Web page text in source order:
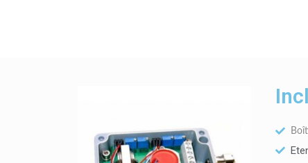
Les inclinomètres sont également utilisés dans